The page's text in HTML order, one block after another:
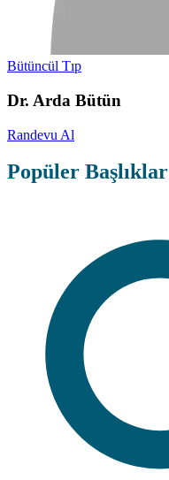
Bütüncül Tıp
Dr. Arda Bütün
Randevu Al
Popüler Başlıklar